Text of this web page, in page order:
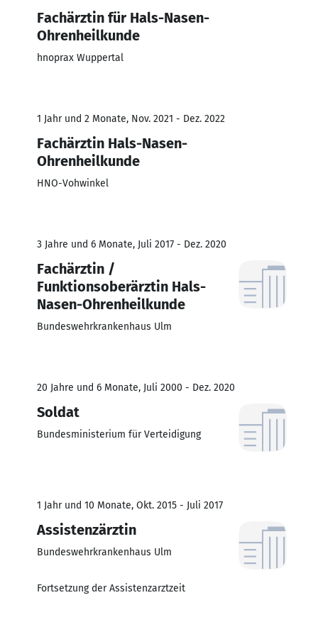
Fachärztin für Hals-Nasen-
Ohrenheilkunde
hnoprax Wuppertal
1 Jahr und 2 Monate, Nov. 2021 - Dez. 2022
Fachärztin Hals-Nasen-
Ohrenheilkunde
HNO-Vohwinkel
3 Jahre und 6 Monate, Juli 2017 - Dez. 2020
Fachärztin /
Funktionsoberärztin Hals-
Nasen-Ohrenheilkunde
Bundeswehrkrankenhaus Ulm
20 Jahre und 6 Monate, Juli 2000 - Dez. 2020
Soldat
Bundesministerium für Verteidigung
1 Jahr und 10 Monate, Okt. 2015 - Juli 2017
Assistenzärztin
Bundeswehrkrankenhaus Ulm
Fortsetzung der Assistenzarztzeit